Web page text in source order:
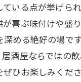
いる点が挙げら
喜ぶ味付けや盛
める絶好の場で
酒屋ならではの
ひお楽しみくだ